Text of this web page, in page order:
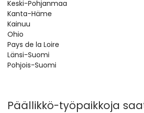
Keski-Pohjanmaa
Kanta-Häme
Kainuu
Ohio
Pays de la Loire
Länsi-Suomi
Pohjois-Suomi
Päällikkö-työpaikkoja